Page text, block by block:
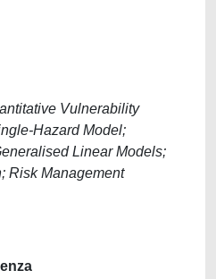
Vulnerability
Hazard Model;
Linear Models;
Risk Management